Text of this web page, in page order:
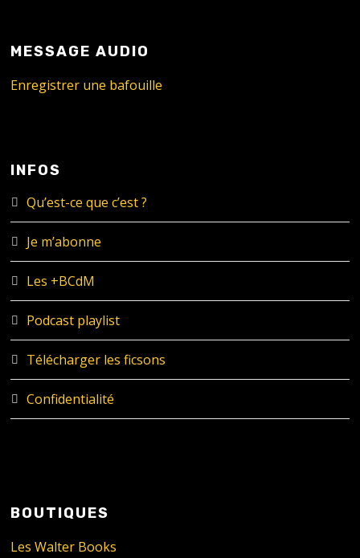
MESSAGE AUDIO
Enregistrer une bafouille
INFOS
Qu’est-ce que c’est ?
Je m’abonne
Les +BCdM
Podcast playlist
Télécharger les ficsons
Confidentialité
BOUTIQUES
Les Walter Books